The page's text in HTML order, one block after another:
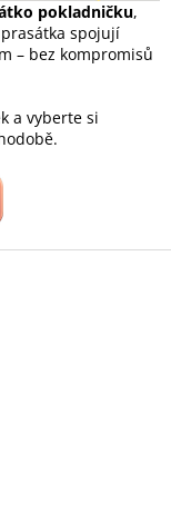
pokladničku,
spojují
– bez kompromisů
a vyberte si